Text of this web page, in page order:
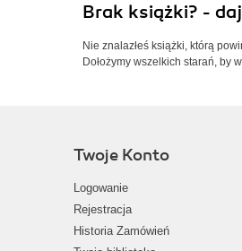
Brak książki? -
Nie znalazłeś książki, którą
Dołożymy wszelkich starań, by
Twoje Konto
Logowanie
Rejestracja
Historia Zamówień